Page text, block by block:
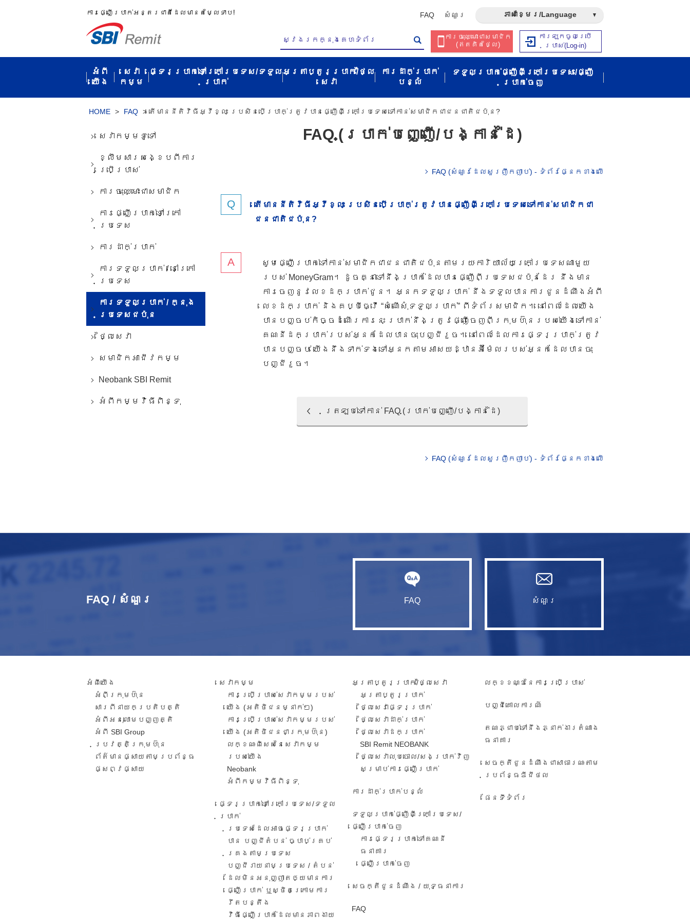
ការ​ផ្ញើប្រាក់​អន្តរជាតិ​ដែល​មាន​តម្លៃ​ទាប! FAQ សំណួរ​ ភាសាខ្មែរ/Language
ការចុះឈ្មោះជាសមាជិក​​
(ឥត​គិត​ថ្លៃ​)
ការឡុកចូលប្រើ
ប្រាស់​(Log-in)
អំពី​
យើង
សេវា
កម្ម​
ផ្ទេរប្រាក់ទៅក្រៅប្រទេស/ទទួល​
ប្រាក់​
អត្រាប្តូរប្រាក់/ថ្លៃ
សេវា​
ការដាក់ប្រាក់
បន្លំ
ទទួលប្រាក់ផ្ញើពីក្រៅប្រទេស/ផ្ញើ
ប្រាក់ចេញ
HOME > FAQ > តើ​មាន​នីតិវិធី​អ្វី​ខ្លះ​ ប្រសិនបើ​ប្រាក់​ត្រូវ​បាន​ផ្ញើ​ពី​ក្រៅ​ប្រទេស​ទៅ​កាន់​សមាជិក​ជា​ជនជាតិ​ជប៉ុន​?​
FAQ (ប្រាក់បញ្ញើ/បង្កាន់ដៃ)
FAQ (សំណួរ​ដែល​សួរ​ញឹក​ញាប់) - ទំព័រផ្នែកខាងលើ​
តើ​មាន​នីតិវិធី​អ្វី​ខ្លះ​ ប្រសិនបើ​ប្រាក់​ត្រូវ​បាន​ផ្ញើ​ពី​ក្រៅ​ប្រទេស​ទៅ​កាន់​សមាជិក​ជា​
ជនជាតិ​ជប៉ុន​?​
សូម​ផ្ញើ​ប្រាក់​ទៅកាន់​សមាជិក​ជា​ជន​ជាតិ​ជប៉ុន​តាមរយៈ​ការិយាល័យ​ក្រៅ​ប្រទេស​ណាមួយ​​
របស់​ MoneyGram។ ដូច​គ្នា​ទៅ​នឹង​ប្រាក់​ដែល​បាន​ផ្ញើ​ពី​ប្រទេស​ជប៉ុន​ដែរ​ នឹង​មាន​
ការ​ចេញ​នូវ​លេខ​ដក​ប្រាក់​ជូន។​ ​អ្នក​ទទួល​ប្រាក់​ នឹង​ទទួល​បាន​ការ​ជូន​ដំណឹង​​អំពី​
លេខ​ដក​ប្រាក់​ និង​គប្បី​ធ្វើ​ “​​សំណើ​សុំ​​ទទួល​ប្រាក់​”​ ពី​ទំព័រ​សមាជិក​។​ នៅ​ពេល​ដែល​យើង​​
បាន​បញ្ចប់​​កិច្ច​ដំណើរ​ការ​នេះ​ ប្រាក់​នឹង​ត្រូវ​ផ្ញើ​ចេញ​ពី​ក្រុមហ៊ុន​របស់​យើង​ទៅកាន់​​
គណនី​ដក​ប្រាក់​​របស់​អ្នក​ដែល​បាន​ចុះ​បញ្ជី​រួច​។​ នៅ​ពេល​ដែល​ការ​ផ្ទេរ​ប្រាក់​ត្រូវ​
បាន​បញ្ចប់​ យើង​នឹង​ទាក់ទង​ទៅ​អ្នក​តាម​​អាសយដ្ឋាន​អ៊ីម៉ែល​របស់​អ្នក​ដែល​បាន​ចុះ​
បញ្ជី​រួច​។​
ត្រឡប់​ទៅ​កាន់​ FAQ (ប្រាក់បញ្ញើ/បង្កាន់ដៃ)
FAQ (សំណួរ​ដែល​សួរ​ញឹក​ញាប់) - ទំព័រផ្នែកខាងលើ​
សេវាកម្ម​ទូទៅ​
ខ្លឹមសារ​សង្ខេប​ពី​ការ​
ប្រើប្រាស់​
ការ​ចុះ​ឈ្មោះ​ជា​សមាជិក​
ការ​ផ្ញើ​ប្រាក់​ទៅ​ក្រៅ​
ប្រទេស​
ការ​ដាក់​ប្រាក់​
ការ​ទទួល​ប្រាក់​ / ​នៅ​ក្រៅ​
ប្រទេស
ការ​ទទួល​ប្រាក់​ / ក្នុង​
ប្រទេស​ជប៉ុន
ថ្លៃ​សេវា​
សមាជិកអាជីវកម្ម
Neobank SBI Remit
អំពីកម្មវិធីពិន្ទុ
FAQ / សំណួរ​ FAQ សំណួរ​
អំពី​យើង
អំពីក្រុមហ៊ុន
សារពី​នាយកប្រតិបត្តិ​
អំពីអនុលោមបញ្ញត្តិ
អំពី SBI Group
ប្រវត្តិក្រុមហ៊ុន​
ព័ត៌មានផ្សាយតាមប្រព័ន្ធ
ផ្សព្វផ្សាយ​
សេវាកម្ម​
ការ​ប្រើប្រាស់​សេវាកម្ម​របស់​
យើង​ (អតិថិជន​​ម្នាក់​ៗ​)
ការប្រើប្រាស់សេវាកម្ម​​របស់
យើង​ (អតិថិជន​ជា​ក្រុមហ៊ុន​)
លក្ខណៈ​ពិសេស​នៃ​សេវា​កម្ម​
របស់​យើង
Neobank
អំពីកម្មវិធីពិន្ទុ
ផ្ទេរប្រាក់ទៅក្រៅប្រទេស/ទទួល​
ប្រាក់​
ប្រទេសដែលអាចផ្ទេរប្រាក់
បាន បញ្ជីតំបន់ ច្បាប់គ្រប់
គ្រងតាមប្រទេស
បញ្ជីរាយនាមប្រទេស​ / តំបន់​
ដែល​មិន​អនុ​ញ្ញា​តឲ្យ​មានការ​​
ផ្ញើប្រាក់​ ឬ​ស្ថិត​ក្រោ​ម​ការ​
រឹតបន្តឹង
វិធី​ផ្ញើ​ប្រាក់​ដែល​មាន​ភាព​ងាយ​
អត្រាប្តូរប្រាក់/ថ្លៃសេវា​
អត្រា​ប្តូរ​ប្រាក់​
ថ្លៃសេវាផ្ទេរប្រាក់
ថ្លៃសេវាដាក់ប្រាក់
ថ្លៃសេវាដកប្រាក់
SBI Remit NEOBANK
ថ្លៃសេវាលុបចោល/សងប្រាក់វិញ
សម្រាប់ការផ្ញើប្រាក់
ការដាក់ប្រាក់បន្លំ
ទទួលប្រាក់ផ្ញើពីក្រៅប្រទេស/
ផ្ញើប្រាក់ចេញ
ការ​ផ្ទេរ​ប្រាក់​ទៅ​គណនី
ធនាគារ​
​ផ្ញើប្រាក់ចេញ
សេចក្តីជូនដំណឹង / យុទ្ធនាការ
FAQ
លក្ខខណ្ឌនៃការប្រើប្រាស់
បញ្ជី​គោលការណ៍
តណភ្ជាប់ទៅនឹងភ្នាក់ងារតំណាង
ធនាគារ
សេចក្តីជូនដំណឹង​ជា​សាធារណៈ​តាម​
ប្រព័ន្ធ​ឌីជីថល
ផែនទីទំព័រ